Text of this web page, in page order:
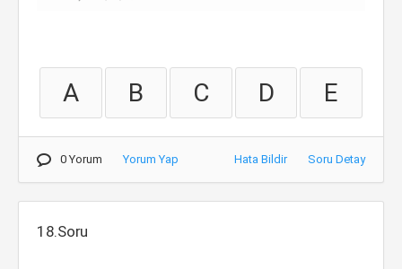
A B C D E
0 Yorum Yorum Yap Hata Bildir Soru Detay
18.Soru